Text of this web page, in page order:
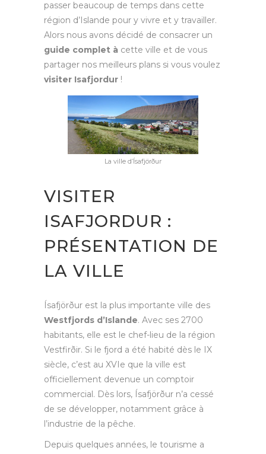
passer beaucoup de temps dans cette
région d’Islande pour y vivre et y travailler.
Alors nous avons décidé de consacrer un
guide complet à cette ville et de vous
partager nos meilleurs plans si vous voulez
visiter Isafjordur !
La ville d’Ísafjörður
VISITER
ISAFJORDUR :
PRÉSENTATION DE
LA VILLE
Ísafjörður est la plus importante ville des
Westfjords d’Islande. Avec ses 2700
habitants, elle est le chef-lieu de la région
Vestfirðir. Si le fjord a été habité dès le IX
siècle, c’est au XVIe que la ville est
officiellement devenue un comptoir
commercial. Dès lors, Ísafjörður n’a cessé
de se développer, notamment grâce à
l’industrie de la pêche.
Depuis quelques années, le tourisme a